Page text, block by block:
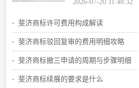
2026-07-20 11:48:32
斐济商标许可费用构成解读
斐济商标驳回复审的费用明细攻略
斐济商标撤三申请的周期与步骤明细
斐济商标续展的要求是什么